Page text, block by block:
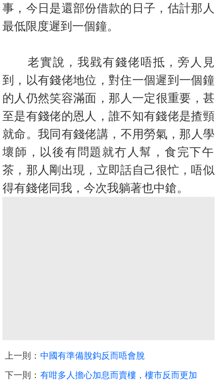
關
於
事，今日是還部份借款的日子， 估計那人
最低限度遲到一個鐘。
老實說，我戥有錢佬唔抵，旁人見
到，以有錢佬地位，對住一個遲到 一個鐘
的人仍然笑容滿面，那人一定很重要，甚
至是有錢佬的恩人， 誰不知有錢佬是揸頸
就命。我同有錢佬講，不用勞氣，那人學
壞師， 以後有問題就冇人幫，食完下午
茶，那人剛出現，立即話自己很忙， 唔似
得有錢佬同我，今次我躺著也中鎗。
上一則： 中國有準備脫鈎反而唔會脫
下一則： 有咁多人擔心加息而賣樓，樓市反而更加